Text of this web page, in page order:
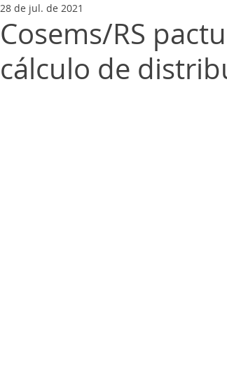
Cosems/RS
cálculo de
28 de jul. de 2021